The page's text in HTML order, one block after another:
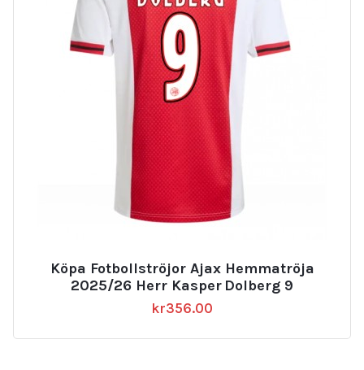
Köpa Fotbollströjor Ajax Hemmatröja
2025/26 Herr Kasper Dolberg 9
kr356.00